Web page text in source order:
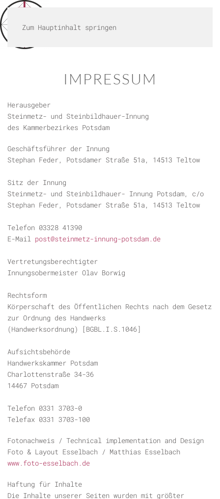
Zum Hauptinhalt springen
IMPRESSUM
Herausgeber
Steinmetz- und Steinbildhauer-Innung
des Kammerbezirkes Potsdam
Geschäftsführer der Innung
Stephan Feder, Potsdamer Straße 51a, 14513 Teltow
Sitz der Innung
Steinmetz- und Steinbildhauer- Innung Potsdam, c/o
Stephan Feder, Potsdamer Straße 51a, 14513 Teltow
Telefon 03328 41390
E-Mail post@steinmetz-innung-potsdam.de
Vertretungsberechtigter
Innungsobermeister Olav Borwig
Rechtsform
Körperschaft des Öffentlichen Rechts nach dem Gesetz
zur Ordnung des Handwerks
(Handwerksordnung) [BGBL.I.S.1046]
Aufsichtsbehörde
Handwerkskammer Potsdam
Charlottenstraße 34-36
14467 Potsdam
Telefon 0331 3703-0
Telefax 0331 3703-100
Fotonachweis / Technical implementation and Design
Foto & Layout Esselbach / Matthias Esselbach
www.foto-esselbach.de
Haftung für Inhalte
Die Inhalte unserer Seiten wurden mit größter